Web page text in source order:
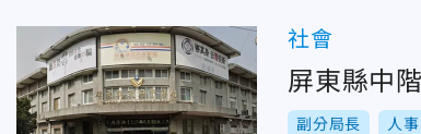
社會
屏東縣中
副分局長 人事